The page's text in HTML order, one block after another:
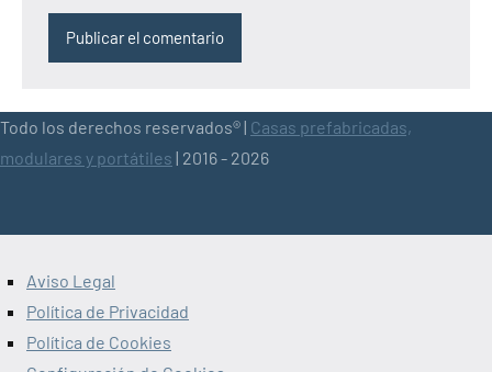
Todo los derechos reservados® | Casas prefabricadas,
modulares y portátiles | 2016 - 2026
Aviso Legal
Política de Privacidad
Política de Cookies